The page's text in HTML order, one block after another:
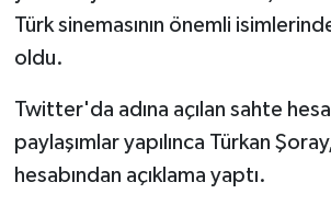
Türk sinemasının önemli
oldu.
Twitter'da adına açılan sahte
paylaşımlar yapılınca Türkan
hesabından açıklama yaptı.